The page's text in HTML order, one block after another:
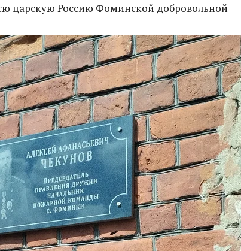
царскую Россию Фоминской добровольной